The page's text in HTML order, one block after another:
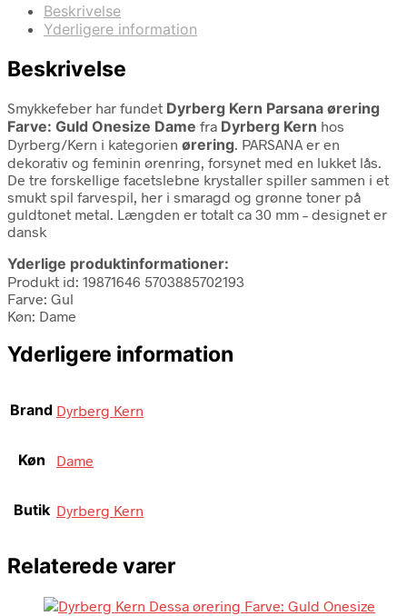
Beskrivelse
Yderligere information
Beskrivelse
Smykkefeber har fundet Dyrberg Kern Parsana ørering
Farve: Guld Onesize Dame fra Dyrberg Kern hos
Dyrberg/Kern i kategorien ørering. PARSANA er en
dekorativ og feminin ørenring, forsynet med en lukket lås.
De tre forskellige facetslebne krystaller spiller sammen i et
smukt spil farvespil, her i smaragd og grønne toner på
guldtonet metal. Længden er totalt ca 30 mm – designet er
dansk
Yderlige produktinformationer:
Produkt id: 19871646 5703885702193
Farve: Gul
Køn: Dame
Yderligere information
Brand Dyrberg Kern
Køn Dame
Butik Dyrberg Kern
Relaterede varer